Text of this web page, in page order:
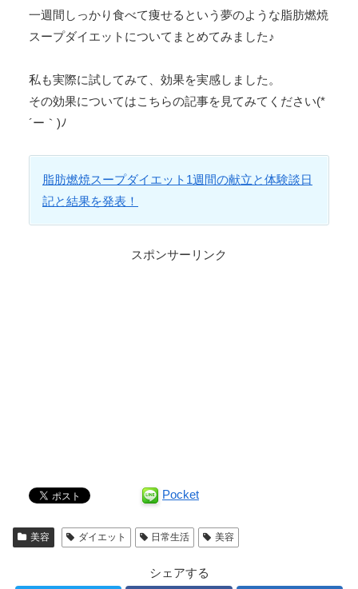
一週間しっかり食べて痩せるという夢のような脂肪燃焼
スープダイエットについてまとめてみました♪
私も実際に試してみて、効果を実感しました。
その効果についてはこちらの記事を見てみてください(*
´ー｀)ﾉ
脂肪燃焼スープダイエット1週間の献立と体験談日
記と結果を発表！
スポンサーリンク
Pocket
美容 ダイエット 日常生活 美容
シェアする